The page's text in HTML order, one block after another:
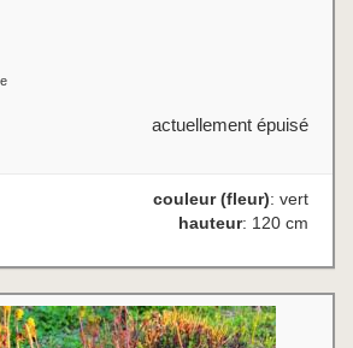
actuellement épuisé
couleur (fleur): vert
hauteur: 120 cm